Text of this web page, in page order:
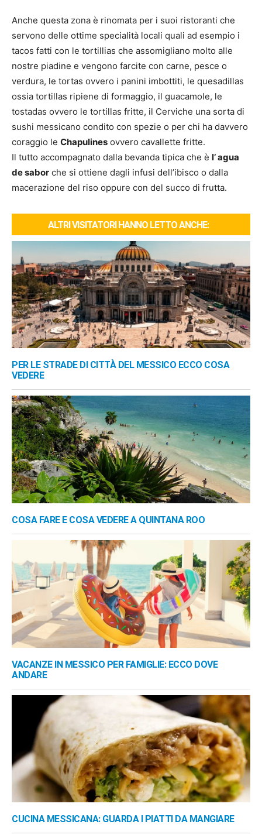
Anche questa zona è rinomata per i suoi ristoranti che
servono delle ottime specialità locali quali ad esempio i
tacos fatti con le tortillias che assomigliano molto alle
nostre piadine e vengono farcite con carne, pesce o
verdura, le tortas ovvero i panini imbottiti, le quesadillas
ossia tortillas ripiene di formaggio, il guacamole, le
tostadas ovvero le tortillas fritte, il Cerviche una sorta di
sushi messicano condito con spezie o per chi ha davvero
coraggio le Chapulines ovvero cavallette fritte.
Il tutto accompagnato dalla bevanda tipica che è l’ agua
de sabor che si ottiene dagli infusi dell’ibisco o dalla
macerazione del riso oppure con del succo di frutta.
ALTRI VISITATORI HANNO LETTO ANCHE:
PER LE STRADE DI CITTÀ DEL MESSICO ECCO COSA
VEDERE
COSA FARE E COSA VEDERE A QUINTANA ROO
VACANZE IN MESSICO PER FAMIGLIE: ECCO DOVE
ANDARE
CUCINA MESSICANA: GUARDA I PIATTI DA MANGIARE